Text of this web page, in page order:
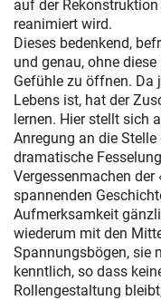
auf der
reanimiert wird.
Dieses bedenkend,
und genau, ohne
Gefühle zu öffnen. Da
Lebens ist, hat der
lernen. Hier stellt sich
Anregung an die
dramatische
Vergessenmachen
spannenden
Aufmerksamkeit
wiederum mit den
Spannungsbögen, sie
kenntlich, so dass
Rollengestaltung